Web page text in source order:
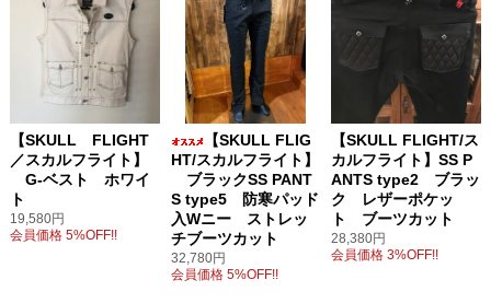
【SKULL FLIGHT
／スカルフライト】
G-ベスト ホワイ
ト
19,580円
会員価格 5%OFF!!
【SKULL FLIG
HT/スカルフライト】
ブラックSS PANT
S type5 防寒パッド
入Wニー ストレッ
チブーツカット
32,780円
会員価格 5%OFF!!
【SKULL FLIGHT/ス
カルフライト】SS P
ANTS type2 ブラッ
ク レザーポケッ
ト ブーツカット
28,380円
会員価格 3%OFF!!